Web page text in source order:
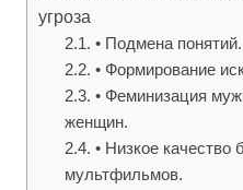
угроза
• Подмена понятий.
• Формирование
• Феминизация
женщин.
• Низкое качество
мультфильмов.